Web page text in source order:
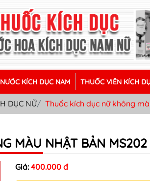
KÍCH DỤC NAM THUỐC VIÊN KÍCH
DỤC NỮ Thuốc kích dục nữ không
MÀU NHẬT BẢN MS202
Giá: 400.000 đ